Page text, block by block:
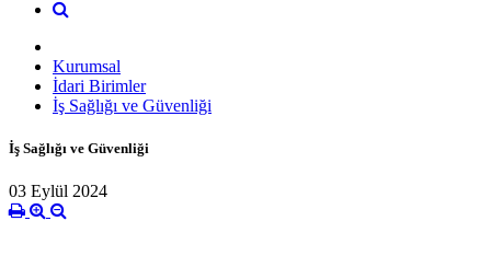
Kurumsal
İdari Birimler
İş Sağlığı ve Güvenliği
İş Sağlığı ve Güvenliği
03 Eylül 2024